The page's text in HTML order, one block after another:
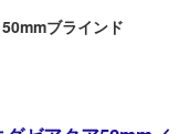
ブラインド